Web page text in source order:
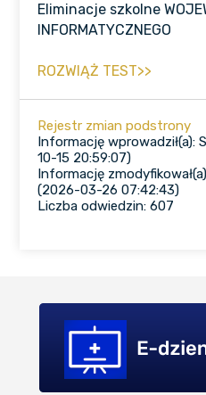
Eliminacje szkolne
INFORMATYCZNEGO
ROZWIĄŻ TEST>>
Rejestr zmian podstrony
Informację wprowadził(a):
10-15 20:59:07)
Informację
(2026-03-26 07:42:43)
Liczba odwiedzin: 607